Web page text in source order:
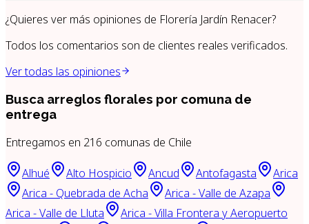
¿Quieres ver más opiniones de Florería Jardín Renacer?
Todos los comentarios son de clientes reales verificados.
Ver todas las opiniones
Busca arreglos florales por comuna de
entrega
Entregamos en 216 comunas de Chile
Alhué Alto Hospicio Ancud Antofagasta
Arica
Arica - Quebrada de Acha
Arica - Valle de Azapa
Arica - Valle de Lluta
Arica - Villa Frontera y Aeropuerto